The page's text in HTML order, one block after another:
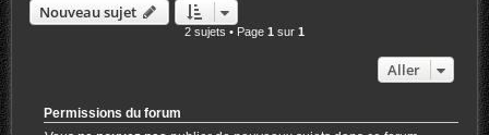
Nouveau sujet
2 sujets • Page 1 sur 1
Aller
Permissions du forum